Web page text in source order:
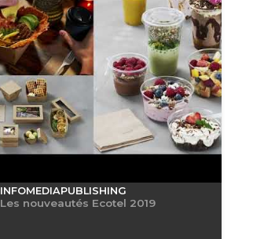
INFOMEDIAPUBLISHING
Les nouveautés Ecotel 2019